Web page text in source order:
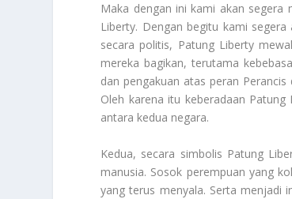
Maka dengan ini kami akan segera
Liberty. Dengan begitu kami
secara politis, Patung Liberty
mereka bagikan, terutama
dan pengakuan atas peran
Oleh karena itu keberadaan
antara kedua negara.
Kedua, secara simbolis Patung
manusia. Sosok perempuan yang
yang terus menyala. Serta menjadi